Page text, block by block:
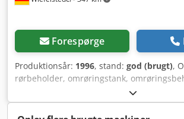
Forespørge
Produktionsår: 1996, stand: god (brugt),
rørbeholder, omrøringstank,
siloanlæg, transportsilo, tank,
smeltebeholder, smeltetank - Rustfri
omrører og vibrationsgrænsekontakt -